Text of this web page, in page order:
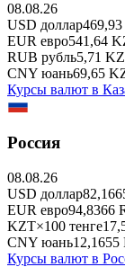
08.08.26
USD доллар469,93
EUR евро541,64
RUB рубль5,71
CNY юань69,65
Курсы валют в
Россия
08.08.26
USD доллар
EUR евро94,8366
KZT×100 тенге
CNY юань12,1655
Курсы валют в